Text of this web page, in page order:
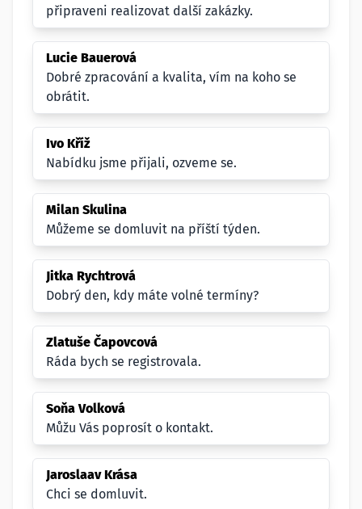
připraveni realizovat další zakázky.
Lucie Bauerová
Dobré zpracování a kvalita, vím na koho se
obrátit.
Ivo Kříž
Nabídku jsme přijali, ozveme se.
Milan Skulina
Můžeme se domluvit na příští týden.
Jitka Rychtrová
Dobrý den, kdy máte volné termíny?
Zlatuše Čapovcová
Ráda bych se registrovala.
Soňa Volková
Můžu Vás poprosít o kontakt.
Jaroslaav Krása
Chci se domluvit.